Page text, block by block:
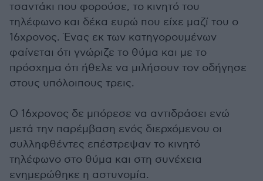
τσαντάκι που φορούσε, το κινητό του
τηλέφωνο και δέκα ευρώ που είχε μαζί του ο
16χρονος. Ένας εκ των κατηγορουμένων
φαίνεται ότι γνώριζε το θύμα και με το
πρόσχημα ότι ήθελε να μιλήσουν τον οδήγησε
στους υπόλοιπους τρεις.
Ο 16χρονος δε μπόρεσε να αντιδράσει ενώ
μετά την παρέμβαση ενός διερχόμενου οι
συλληφθέντες επέστρεψαν το κινητό
τηλέφωνο στο θύμα και στη συνέχεια
ενημερώθηκε η αστυνομία.